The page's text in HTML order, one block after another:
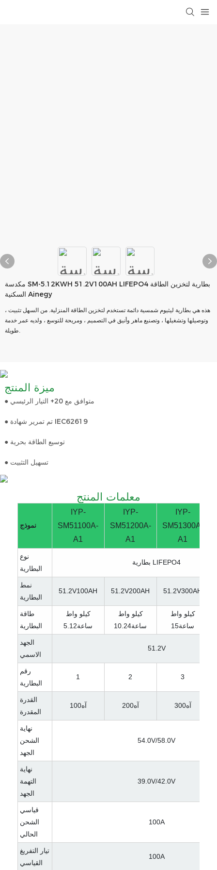
مكدسة SM-5.12KWH 51.2V100AH LIFEPO4 بطارية لتخزين الطاقة
السكنية Ainegy
هذه هي بطارية ليثيوم شمسية دائمة تستخدم لتخزين الطاقة المنزلية. من السهل تثبيت ،
وتوصيلها وتشغيلها ، وتصنيع ماهر وأنيق في التصميم ، ومريحة للتوسع ، ولديه عمر خدمة
طويلة.
● متوافق مع 20+ التيار الرئيسي
● تم تمرير شهادة IEC62619
● توسيع الطاقة بحرية
● تسهيل التثبيت
معلمات المنتج
نموذج
IYP-
SM51100A-
A1
IYP-
SM51200A-
A1
IYP-
SM51300A-
A1
نوع
البطارية
بطارية LIFEPO4
نمط
البطارية
51.2V100AH 51.2V200AH 51.2V300AH
طاقة
البطارية
كيلو واط
ساعة5.12
كيلو واط
ساعة10.24
كيلو واط
ساعة15
الجهد
الاسمي
51.2V
رقم
البطارية
1 2 3
القدرة
المقدرة
آه100 آه200 آه300
نهاية
الشحن
الجهد
54.0V/58.0V
نهاية
التهمة
الجهد
39.0V/42.0V
قياسي
الشحن
الحالي
100A
تيار التفريغ
القياسي
100A